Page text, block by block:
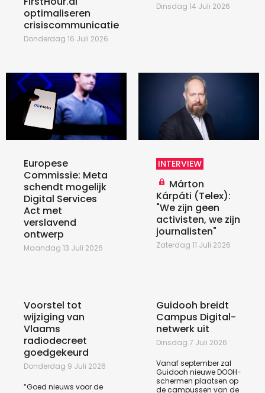
optimaliseren
crisiscommunicatie
Donderdag 16 Juli 2026
Dinsdag 14 Juli 2026
Europese
Commissie: Meta
schendt mogelijk
Digital Services
Act met
verslavend
ontwerp
Maandag 13 Juli 2026
INTERVIEW
Márton
Kárpáti (Telex):
"We zijn geen
activisten, we zijn
journalisten"
Zaterdag 11 Juli 2026
Voorstel tot
wijziging van
Vlaams
radiodecreet
goedgekeurd
Donderdag 9 Juli 2026
“Goed nieuws voor de
Guidooh breidt
Campus Digital-
netwerk uit
Dinsdag 7 Juli 2026
Vanaf september zal
Guidooh nieuwe DOOH-
schermen plaatsen op
de campussen van de